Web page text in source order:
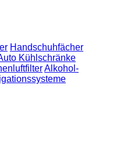
Handschuhfächer
Kühlschränke
Alkohol-